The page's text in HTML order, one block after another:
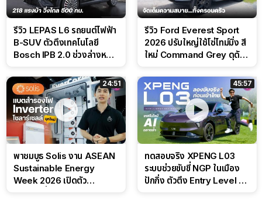
รีวิว LEPAS L6 รถยนต์ไฟฟ้า
B-SUV ตัวตึงเทคโนโลยี
Bosch IPB 2.0 ช่วงล่างหนึบ
รีวิว Ford Everest Sport
2026 ปรับใหญ่ใช้โซ่ไทม์มิ่ง สี
ใหม่ Command Grey ดุดัน
24:51
พาชมบูธ Solis งาน ASEAN
Sustainable Energy
Week 2026 เปิดตัว
45:57
ทดสอบจริง XPENG L03
ระบบช่วยขับขี่ NGP ในเมือง
ปักกิ่ง ตัวตึง Entry Level ที่